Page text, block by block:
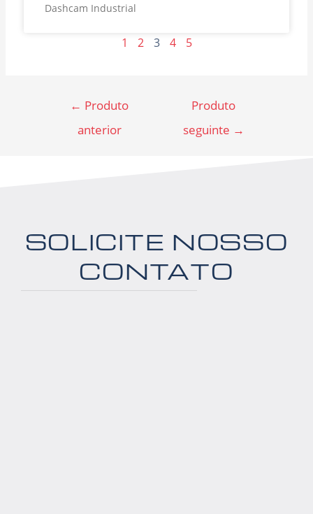
Dashcam Industrial
1 2 3 4 5
← Produto
anterior
Produto
seguinte →
SOLICITE NOSSO
CONTATO